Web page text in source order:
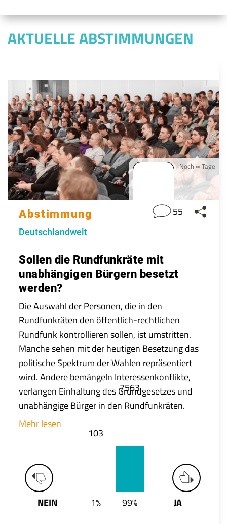
AKTUELLE ABSTIMMUNGEN
Noch ∞ Tage
Abstimmung 55
Deutschlandweit
Sollen die Rundfunkräte mit
unabhängigen Bürgern besetzt
werden?
Die Auswahl der Personen, die in den
Rundfunkräten den öffentlich-rechtlichen
Rundfunk kontrollieren sollen, ist umstritten.
Manche sehen mit der heutigen Besetzung das
politische Spektrum der Wahlen repräsentiert
wird. Andere bemängeln Interessenkonflikte,
verlangen Einhaltung des Grundgesetzes und
unabhängige Bürger in den Rundfunkräten.
Mehr lesen
103
7563
NEIN 1% 99% JA